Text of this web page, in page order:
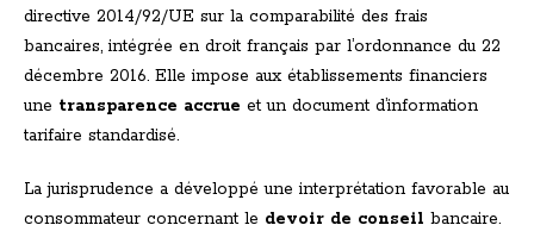
directive 2014/92/UE sur la comparabilité des frais
bancaires, intégrée en droit français par l’ordonnance du 22
décembre 2016. Elle impose aux établissements financiers
une transparence accrue et un document d’information
tarifaire standardisé.
La jurisprudence a développé une interprétation favorable au
consommateur concernant le devoir de conseil bancaire.